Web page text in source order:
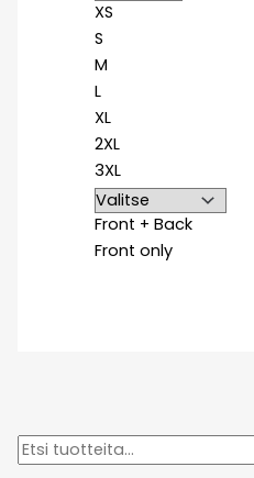
XS
S
M
L
XL
2XL
3XL
Front + Back
Front only